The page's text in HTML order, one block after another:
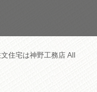
住宅は神野工務店 All